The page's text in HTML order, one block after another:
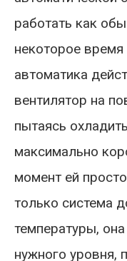
работать как
некоторое время
автоматика
вентилятор на
пытаясь
максимально
момент ей
только система
температуры,
нужного уровня,